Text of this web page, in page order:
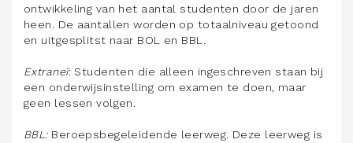
ontwikkeling van het aantal studenten door de jaren
heen. De aantallen worden op totaalniveau getoond
en uitgesplitst naar BOL en BBL.
Extraneï: Studenten die alleen ingeschreven staan bij
een onderwijsinstelling om examen te doen, maar
geen lessen volgen.
BBL: Beroepsbegeleidende leerweg. Deze leerweg is